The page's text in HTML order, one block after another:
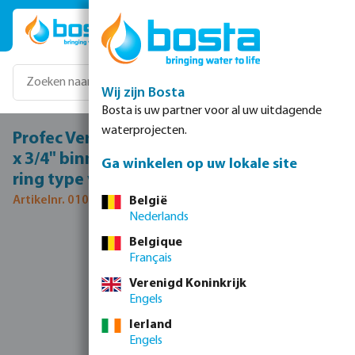
Ga naar de hoofdinhoud
Profec Verloop T-stuk 90° PVC-U 3/4" x 1/2"
x 3/4" binnendraad 16bar grijs met RVS
ring type versterkt
Artikelnr. 0100360
Afbeeldingengalerij overslaan
Wij zijn Bosta
Bosta is uw partner voor al uw uitdagende
waterprojecten.
Ga winkelen op uw lokale site
België
Nederlands
Belgique
Français
Verenigd Koninkrijk
Engels
Ierland
Engels